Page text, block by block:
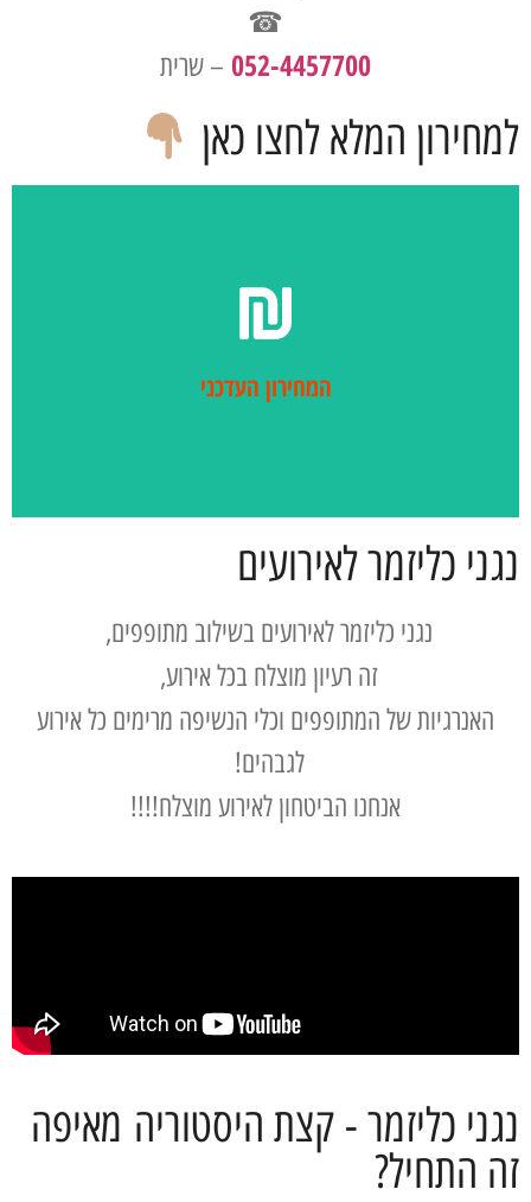
☎
052-4457700 – שרית
למחירון המלא לחצו כאן
המחירון העדכני
נגני כליזמר לאירועים
נגני כליזמר לאירועים בשילוב מתופפים,
זה רעיון מוצלח בכל אירוע,
האנרגיות של המתופפים וכלי הנשיפה מרימים כל אירוע
לגבהים!
אנחנו הביטחון לאירוע מוצלח!!!!
נגני כליזמר - קצת היסטוריה מאיפה
זה התחיל?